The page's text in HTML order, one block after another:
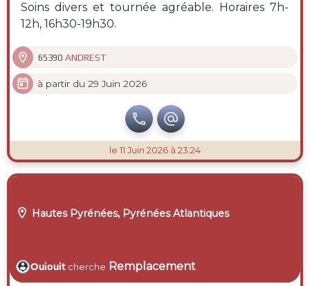
Soins divers et tournée agréable. Horaires 7h-
12h, 16h30-19h30.
 65390 ANDREST
 à partir du 29 Juin 2026
 
le 11 Juin 2026 à 23:24
 Hautes Pyrénées, Pyrénées Atlantiques
Ouiouit cherche Remplacement